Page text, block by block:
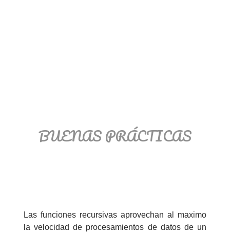
BUENAS PRÁCTICAS
Las funciones recursivas aprovechan al maximo
la velocidad de procesamientos de datos de un